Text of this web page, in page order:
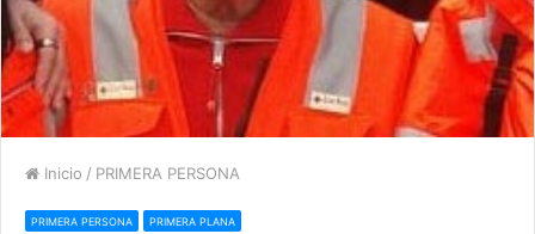
Inicio / PRIMERA PERSONA
PRIMERA PERSONA PRIMERA PLANA